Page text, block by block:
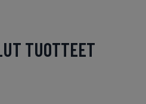
TUOTTEET